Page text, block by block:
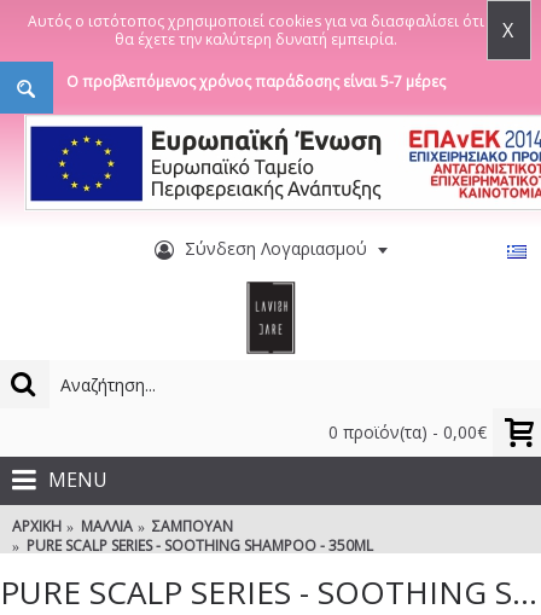
Αυτός ο ιστότοπος χρησιμοποιεί cookies για να διασφαλίσει ότι
θα έχετε την καλύτερη δυνατή εμπειρία.
X
Ο προβλεπόμενος χρόνος παράδοσης είναι 5-7 μέρες
Σύνδεση Λογαριασμού
0 προϊόν(τα) - 0,00€
MENU
ΑΡΧΙΚΉ ΜΑΛΛΙΆ
ΣΑΜΠΟΥΆΝ
PURE SCALP SERIES - SOOTHING SHAMPOO - 350ML
PURE SCALP SERIES - SOOTHING SHAMPOO - 350ML